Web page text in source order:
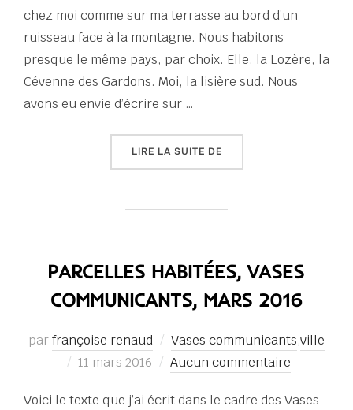
chez moi comme sur ma terrasse au bord d’un
ruisseau face à la montagne. Nous habitons
presque le même pays, par choix. Elle, la Lozère, la
Cévenne des Gardons. Moi, la lisière sud. Nous
avons eu envie d’écrire sur …
LIRE LA SUITE DE« VASES
PARCELLES HABITÉES, VASES
COMMUNICANTS, MARS 2016
parfrançoise renaud Vases communicants,ville
Publié
11 mars 2016 Aucun commentaire
Voici le texte que j’ai écrit dans le cadre des Vases